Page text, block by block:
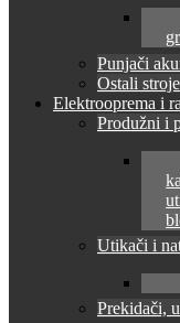
Punjači
Ostali
Elektrooprema i
Produžni i
Utikači i
Prekidači,